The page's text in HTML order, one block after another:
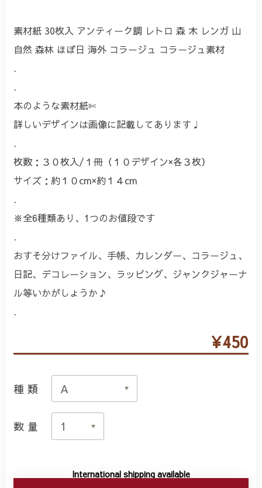
素材紙 30枚入 アンティーク調 レトロ 森 木 レンガ 山
自然 森林 ほぼ日 海外 コラージュ コラージュ素材
.
.
本のような素材紙✄
詳しいデザインは画像に記載してあります♩
.
枚数：３０枚入/１冊（１０デザイン×各３枚）
サイズ：約１０cm×約１４cm
.
※全6種類あり、1つのお値段です
.
おすそ分けファイル、手帳、カレンダー、コラージュ、
日記、デコレーション、ラッピング、ジャンクジャーナ
ル等いかがしょうか♪
.
¥450
種類
数量
International shipping available